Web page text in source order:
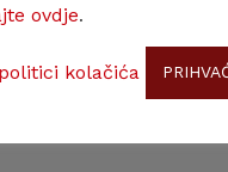
ovdje.
kolačića